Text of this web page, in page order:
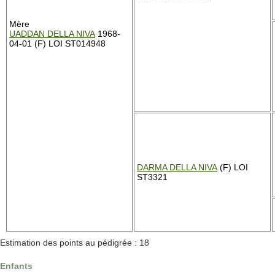
Mère
UADDAN DELLA NIVA 1968-
04-01 (F) LOI ST014948
DARMA DELLA NIVA (F) LOI
ST3321
Estimation des points au pédigrée : 18
Enfants